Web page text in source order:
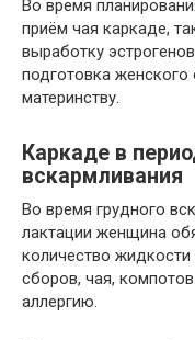
Во время
приём чая каркаде,
выработку
подготовка женского
материнству.
Каркаде в
вскармливания
Во время грудного
лактации женщина
количество
сборов, чая,
аллергию.